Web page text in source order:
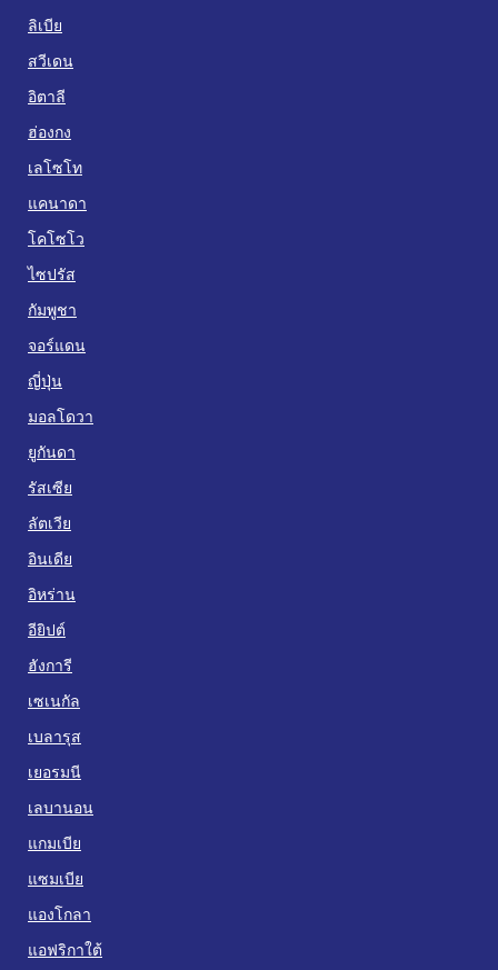
ลิเบีย
สวีเดน
อิตาลี
ฮ่องกง
เลโซโท
แคนาดา
โคโซโว
ไซปรัส
กัมพูชา
จอร์แดน
ญี่ปุ่น
มอลโดวา
ยูกันดา
รัสเซีย
ลัตเวีย
อินเดีย
อิหร่าน
อียิปต์
ฮังการี
เซเนกัล
เบลารุส
เยอรมนี
เลบานอน
แกมเบีย
แซมเบีย
แองโกลา
แอฟริกาใต้